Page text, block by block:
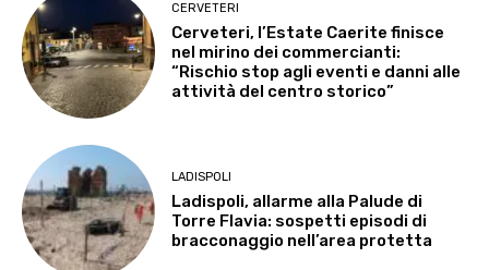
CERVETERI
Cerveteri, l’Estate Caerite finisce
nel mirino dei commercianti:
“Rischio stop agli eventi e danni alle
attività del centro storico”
LADISPOLI
Ladispoli, allarme alla Palude di
Torre Flavia: sospetti episodi di
bracconaggio nell’area protetta